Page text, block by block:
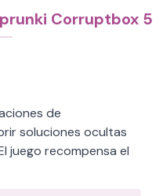
Corruptbox 5
de
soluciones ocultas
juego recompensa el